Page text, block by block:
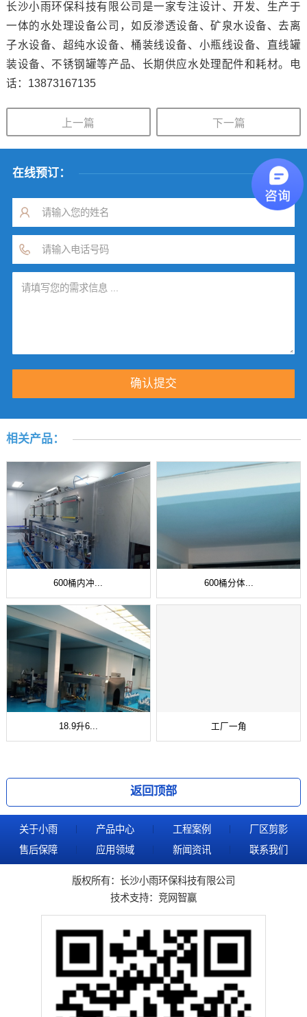
长沙小雨环保科技有限公司是一家专注设计、开发、生产于
一体的水处理设备公司，如反渗透设备、矿泉水设备、去离
子水设备、超纯水设备、桶装线设备、小瓶线设备、直线罐
装设备、不锈钢罐等产品、长期供应水处理配件和耗材。电
话：13873167135
上一篇 下一篇
在线预订：
相关产品：
600桶内冲... 600桶分体...
18.9升6... 工厂一角
返回顶部
关于小雨 产品中心 工程案例
厂区剪影
售后保障
应用领域 新闻资讯 联系我们
版权所有：长沙小雨环保科技有限公司
技术支持： 竞网智赢